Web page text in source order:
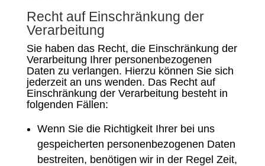
Recht auf Einschränkung der
Verarbeitung
Sie haben das Recht, die Einschränkung der
Verarbeitung Ihrer personenbezogenen
Daten zu verlangen. Hierzu können Sie sich
jederzeit an uns wenden. Das Recht auf
Einschränkung der Verarbeitung besteht in
folgenden Fällen:
Wenn Sie die Richtigkeit Ihrer bei uns
gespeicherten personenbezogenen Daten
bestreiten, benötigen wir in der Regel Zeit,